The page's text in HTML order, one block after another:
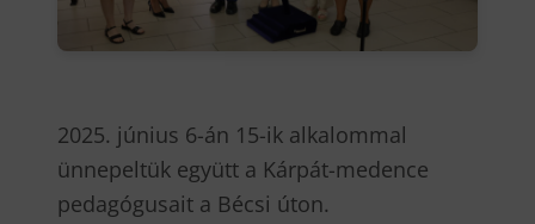
2025. június 6-án 15-ik alkalommal
ünnepeltük együtt a Kárpát-medence
pedagógusait a Bécsi úton.